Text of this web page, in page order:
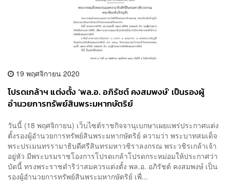
19 พฤศจิกายน 2020
โปรดเกล้าฯ แต่งตั้ง ‘พล.อ. อภิรัชต์ คงสมพงษ์’ เป็นรองผู้
อำนวยการทรัพย์สินพระมหากษัตริย์
วันนี้ (18 พฤศจิกายน) เว็บไซต์ราชกิจจานุเบกษาเผยแพร่ประกาศแต่ง
ตั้งรองผู้อำนวยการทรัพย์สินพระมหากษัตริย์ ความว่า พระบาทสมเด็จ
พระปรเมนทรรามาธิบดีศรีสินทรมหาวชิราลงกรณ พระวชิรเกล้าเจ้า
อยู่หัว มีพระบรมราชโองการโปรดเกล้าโปรดกระหม่อมให้ประกาศว่า
บัดนี้ ทรงพระราชดำริว่าสมควรแต่งตั้ง พล.อ. อภิรัชต์ คงสมพงษ์ เป็น
รองผู้อำนวยการทรัพย์สินพระมหากษัตริย์ เพื่...